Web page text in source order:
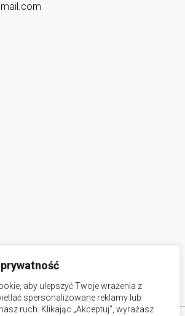
aby ulepszyć Twoje wrażenia z
spersonalizowane reklamy lub
ruch. Klikając „Akceptuj”, wyrażasz